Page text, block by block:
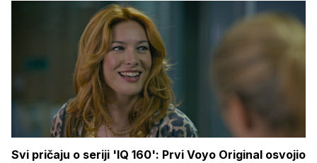
Svi pričaju o seriji 'IQ 160': Prvi Voyo Original osvojio